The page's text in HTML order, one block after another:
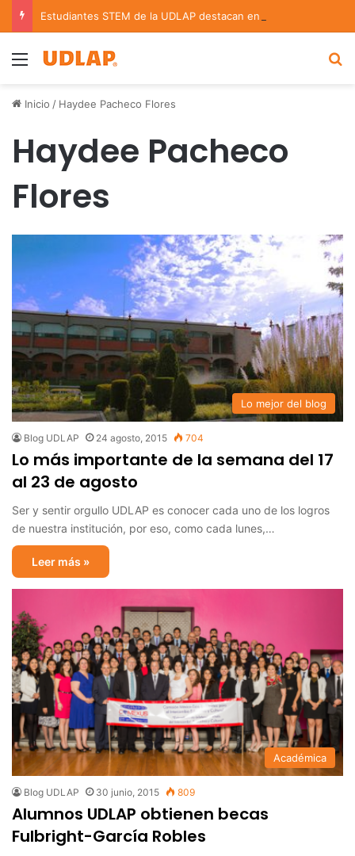
Menu
Inicio / Haydee Pacheco Flores
Haydee Pacheco
Flores
Lo mejor del blog
Blog UDLAP 24 agosto, 2015 704
Lo más importante de la semana del 17
al 23 de agosto
Ser y sentir orgullo UDLAP es conocer cada uno de los logros
de nuestra institución, por eso, como cada lunes,…
Leer más »
Académica
Blog UDLAP 30 junio, 2015 809
Alumnos UDLAP obtienen becas
Fulbright-García Robles